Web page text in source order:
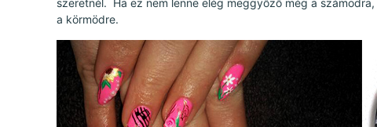
a körmödre.